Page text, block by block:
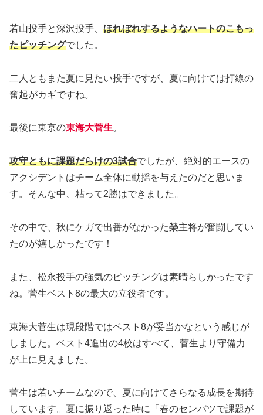
若山投手と深沢投手、 ほれぼれするようなハートのこもっ
たピッチングでした。
二人ともまた夏に見たい投手ですが、夏に向けては打線の
奮起がカギですね。
最後に東京の東海大菅生。
攻守ともに課題だらけの3試合でしたが、絶対的エースの
アクシデントはチーム全体に動揺を与えたのだと思いま
す。そんな中、粘って2勝はできました。
その中で、秋にケガで出番がなかった榮主将が奮闘してい
たのが嬉しかったです！
また、松永投手の強気のピッチングは素晴らしかったです
ね。菅生ベスト8の最大の立役者です。
東海大菅生は現段階ではベスト8が妥当かなという感じが
しました。ベスト4進出の4校はすべて、菅生より守備力
が上に見えました。
菅生は若いチームなので、夏に向けてさらなる成長を期待
しています。夏に振り返った時に「春のセンバツで課題が